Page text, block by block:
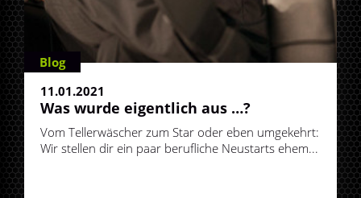
Blog
11.01.2021
Was wurde eigentlich aus …?
Vom Tellerwäscher zum Star oder eben umgekehrt:
Wir stellen dir ein paar berufliche Neustarts ehem...